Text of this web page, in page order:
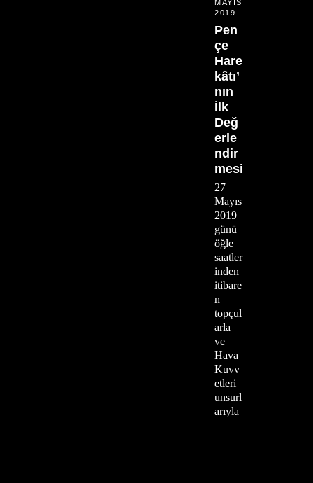
MAYIS
2019
Pen
çe
Hare
kâtı’
nın
İlk
Değ
erle
ndir
mesi
27
Mayıs
2019
günü
öğle
saatler
inden
itibare
n
topçul
arla
ve
Hava
Kuvv
etleri
unsurl
arıyla